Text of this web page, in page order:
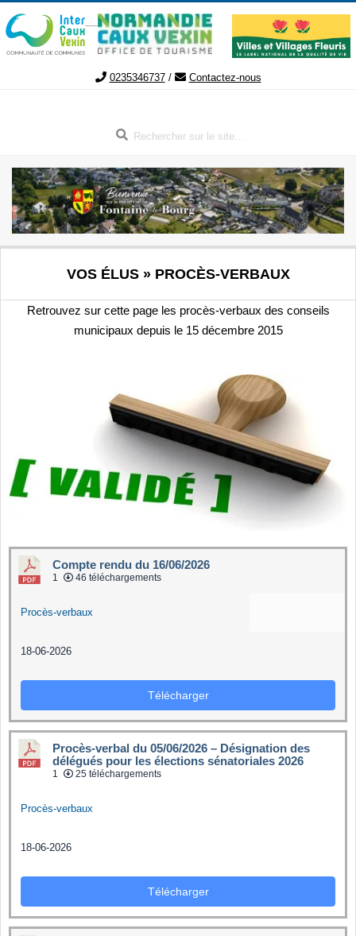
Aller
au
contenu
0235346737/ Contactez-nous
FONTAINE-
LE-
BOURG
secondaire
VOS ÉLUS » PROCÈS-VERBAUX
Retrouvez sur cette page les procès-verbaux des conseils
municipaux depuis le 15 décembre 2015
Compte rendu du 16/06/2026
1 46 téléchargements
Procès-verbaux
18-06-2026
Télécharger
Procès-verbal du 05/06/2026 – Désignation des
délégués pour les élections sénatoriales 2026
1 25 téléchargements
Procès-verbaux
18-06-2026
Télécharger